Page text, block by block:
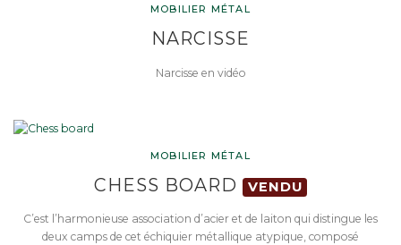
MOBILIER MÉTAL
NARCISSE
Narcisse en vidéo
MOBILIER MÉTAL
CHESS BOARD VENDU
C’est l’harmonieuse association d’acier et de laiton qui distingue les
deux camps de cet échiquier métallique atypique, composé